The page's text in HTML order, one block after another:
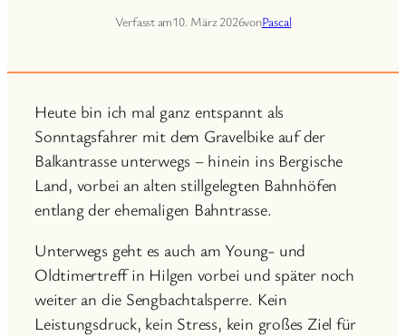
Verfasst am10. März 2026vonPascal
Heute bin ich mal ganz entspannt als
Sonntagsfahrer mit dem Gravelbike auf der
Balkantrasse unterwegs – hinein ins Bergische
Land, vorbei an alten stillgelegten Bahnhöfen
entlang der ehemaligen Bahntrasse.
Unterwegs geht es auch am Young- und
Oldtimertreff in Hilgen vorbei und später noch
weiter an die Sengbachtalsperre. Kein
Leistungsdruck, kein Stress, kein großes Ziel für